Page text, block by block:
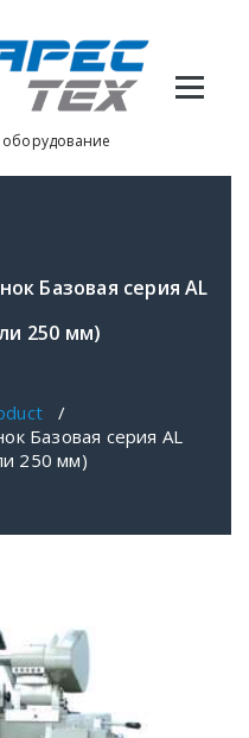
Базовая серия AL
250 мм)
/
Базовая серия AL
250 мм)